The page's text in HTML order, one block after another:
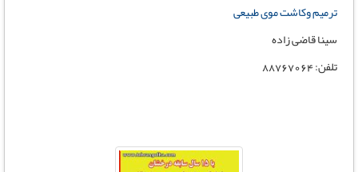
ترمیم وکاشت موی طبیعی
سینا قاضی زاده
تلفن: 88767064